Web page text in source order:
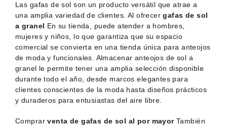
Las gafas de sol son un producto versátil que atrae a
una amplia variedad de clientes. Al ofrecergafas de sol
a granel En su tienda, puede atender a hombres,
mujeres y niños, lo que garantiza que su espacio
comercial se convierta en una tienda única para anteojos
de moda y funcionales. Almacenar anteojos de sol a
granel le permite tener una amplia selección disponible
durante todo el año, desde marcos elegantes para
clientes conscientes de la moda hasta diseños prácticos
y duraderos para entusiastas del aire libre.
Comprarventa de gafas de sol al por mayorTambién